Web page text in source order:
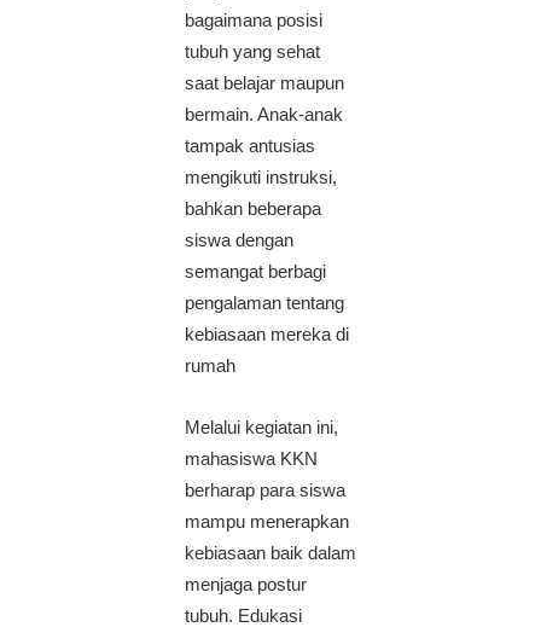
bagaimana posisi
tubuh yang sehat
saat belajar maupun
bermain. Anak-anak
tampak antusias
mengikuti instruksi,
bahkan beberapa
siswa dengan
semangat berbagi
pengalaman tentang
kebiasaan mereka di
rumah
Melalui kegiatan ini,
mahasiswa KKN
berharap para siswa
mampu menerapkan
kebiasaan baik dalam
menjaga postur
tubuh. Edukasi